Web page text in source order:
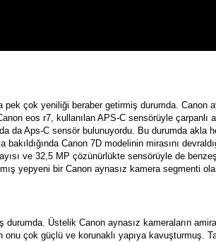
pek çok yeniliği beraber getirmiş durumda. Canon
eos r7, kullanılan APS-C sensörüyle
da Aps-C sensör bulunuyordu. Bu durumda akla
Canon 7D modelinin mirasını
ve 32,5 MP çözünürlükte sensörüyle de
yepyeni bir Canon aynasız kamera segmenti
Üstelik Canon aynasız kameraların
çok güçlü ve korunaklı yapıya kavuşturmuş.